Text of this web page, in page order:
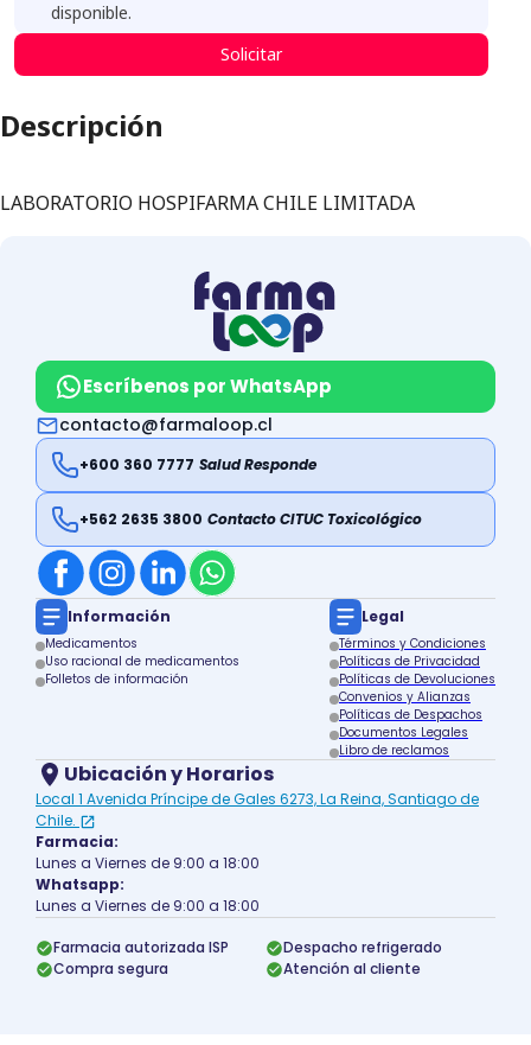
disponible.
Solicitar
Descripción
LABORATORIO HOSPIFARMA CHILE LIMITADA
Escríbenos por WhatsApp
contacto@farmaloop.cl
+600 360 7777 Salud Responde
+562 2635 3800 Contacto CITUC Toxicológico
Información
Medicamentos
Uso racional de medicamentos
Folletos de información
Legal
Términos y Condiciones
Políticas de Privacidad
Políticas de Devoluciones
Convenios y Alianzas
Políticas de Despachos
Documentos Legales
Libro de reclamos
Ubicación y Horarios
Local 1 Avenida Príncipe de Gales 6273, La Reina, Santiago de
Chile.
Farmacia:
Lunes a Viernes de 9:00 a 18:00
Whatsapp:
Lunes a Viernes de 9:00 a 18:00
Farmacia autorizada ISP
Despacho refrigerado
Compra segura
Atención al cliente